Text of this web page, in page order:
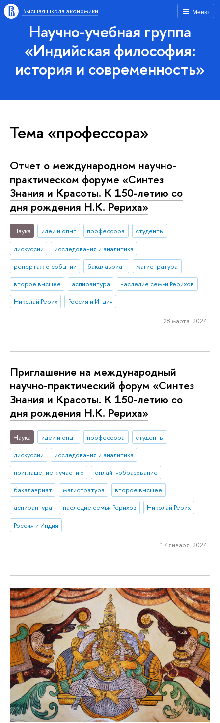
Меню
Высшая школа экономики
Научно-учебная группа
«Индийская философия:
история и современность»
Тема «профессора»
Отчет о международном научно-
практическом форуме «Синтез
Знания и Красоты. К 150-летию со
дня рождения Н.К. Рериха»
Наука идеи и опыт профессора
студенты
дискуссии
исследования и аналитика
репортаж о событии
бакалавриат
магистратура
второе высшее
аспирантура
наследие семьи Рерихов
Николай Рерих
Россия и Индия
28 марта 2024
Приглашение на международный
научно-практический форум «Синтез
Знания и Красоты. К 150-летию со
дня рождения Н.К. Рериха»
Наука идеи и опыт профессора
студенты
дискуссии
исследования и аналитика
приглашение к участию
онлайн-образование
бакалавриат
магистратура
второе высшее
аспирантура
наследие семьи Рерихов
Николай Рерих
Россия и Индия
17 января 2024